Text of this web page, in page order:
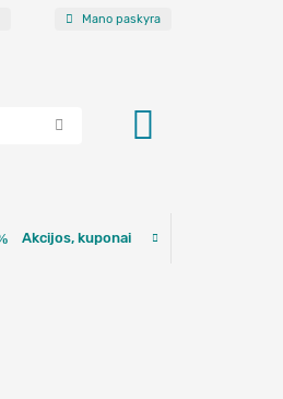
Mano paskyra
Akcijos, kuponai